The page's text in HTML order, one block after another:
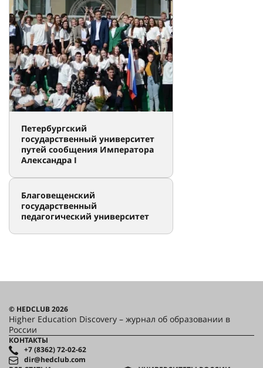
Петербургский
государственный университет
путей сообщения Императора
Александра I
Благовещенский
государственный
педагогический университет
© HEDCLUB 2026
Higher Education Discovery – журнал об образовании в
России
КОНТАКТЫ
+7 (8362) 72-02-62
dir@hedclub.com